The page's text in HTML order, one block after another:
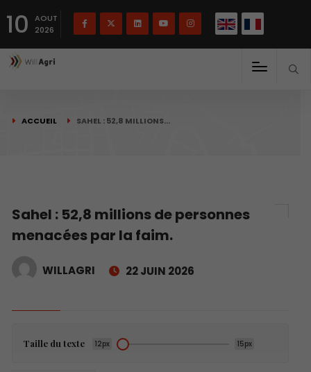
10
AOUT
2026
ACCUEIL SAHEL : 52,8 MILLIONS…
Sahel : 52,8 millions de personnes
menacées par la faim.
WILLAGRI 22 JUIN 2026
Taille du texte 12px 15px
Français English(English)